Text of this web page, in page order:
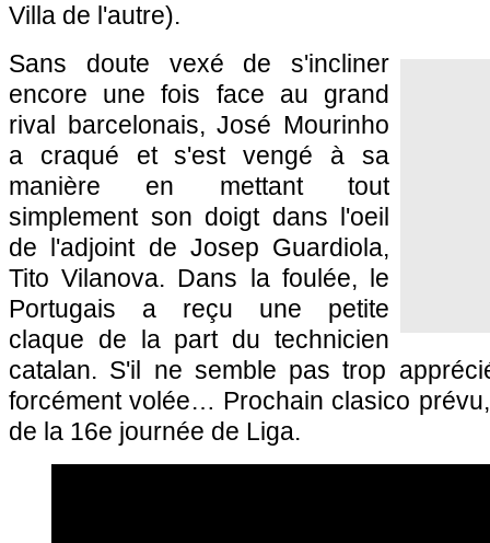
Villa de l'autre).
Sans doute vexé de s'incliner
encore une fois face au grand
rival barcelonais, José Mourinho
a craqué et s'est vengé à sa
manière en mettant tout
simplement son doigt dans l'oeil
de l'adjoint de Josep Guardiola,
Tito Vilanova. Dans la foulée, le
Portugais a reçu une petite
claque de la part du technicien
catalan. S'il ne semble pas trop
forcément volée… Prochain clasico
de la 16e journée de Liga.